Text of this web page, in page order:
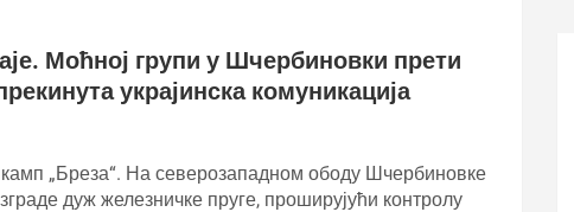
Моћној групи у Шчербиновки прети
украјинска комуникација
камп „Бреза“. На северозападном ободу Шчербиновке
дуж железничке пруге, проширујући контролу